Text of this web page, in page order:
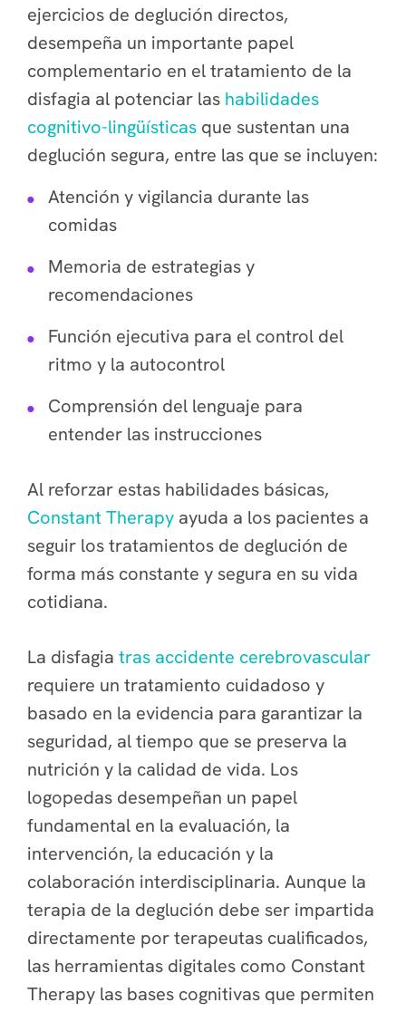
ejercicios de deglución directos,
desempeña un importante papel
complementario en el tratamiento de la
disfagia al potenciar las habilidades
cognitivo-lingüísticas que sustentan una
deglución segura, entre las que se incluyen:
Atención y vigilancia durante las
comidas
Memoria de estrategias y
recomendaciones
Función ejecutiva para el control del
ritmo y la autocontrol
Comprensión del lenguaje para
entender las instrucciones
Al reforzar estas habilidades básicas,
Constant Therapy ayuda a los pacientes a
seguir los tratamientos de deglución de
forma más constante y segura en su vida
cotidiana.
La disfagia tras accidente cerebrovascular
requiere un tratamiento cuidadoso y
basado en la evidencia para garantizar la
seguridad, al tiempo que se preserva la
nutrición y la calidad de vida. Los
logopedas desempeñan un papel
fundamental en la evaluación, la
intervención, la educación y la
colaboración interdisciplinaria. Aunque la
terapia de la deglución debe ser impartida
directamente por terapeutas cualificados,
las herramientas digitales como Constant
Therapy las bases cognitivas que permiten